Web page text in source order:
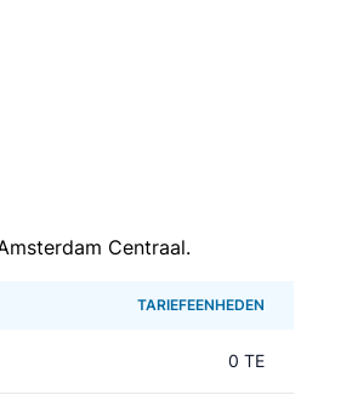
Centraal.
TARIEFEENHEDEN
0 TE